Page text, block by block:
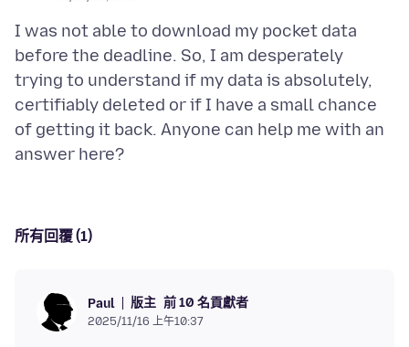
I was not able to download my pocket data
before the deadline. So, I am desperately
trying to understand if my data is absolutely,
certifiably deleted or if I have a small chance
of getting it back. Anyone can help me with an
所有回覆 (1)
Paul 版主 前 10 名貢獻者
2025/11/16 上午10:37